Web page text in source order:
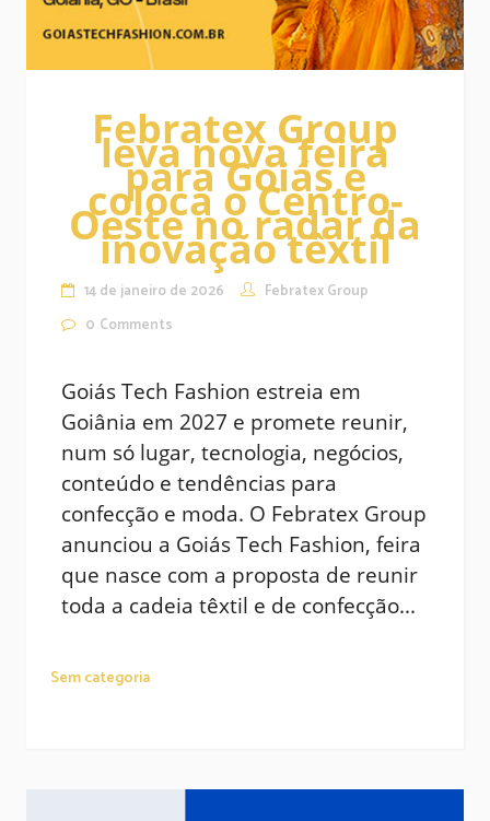
Febratex Group
leva nova feira
para Goiás e
coloca o Centro-
Oeste no radar da
inovação têxtil
14 de janeiro de 2026
Febratex Group
0 Comments
Goiás Tech Fashion estreia em
Goiânia em 2027 e promete reunir,
num só lugar, tecnologia, negócios,
conteúdo e tendências para
confecção e moda. O Febratex Group
anunciou a Goiás Tech Fashion, feira
que nasce com a proposta de reunir
toda a cadeia têxtil e de confecção...
Sem categoria